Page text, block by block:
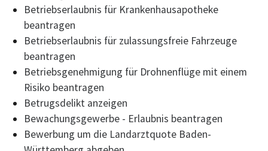
Betriebserlaubnis für Krankenhausapotheke
beantragen
Betriebserlaubnis für zulassungsfreie Fahrzeuge
beantragen
Betriebsgenehmigung für Drohnenflüge mit einem
Risiko beantragen
Betrugsdelikt anzeigen
Bewachungsgewerbe - Erlaubnis beantragen
Bewerbung um die Landarztquote Baden-